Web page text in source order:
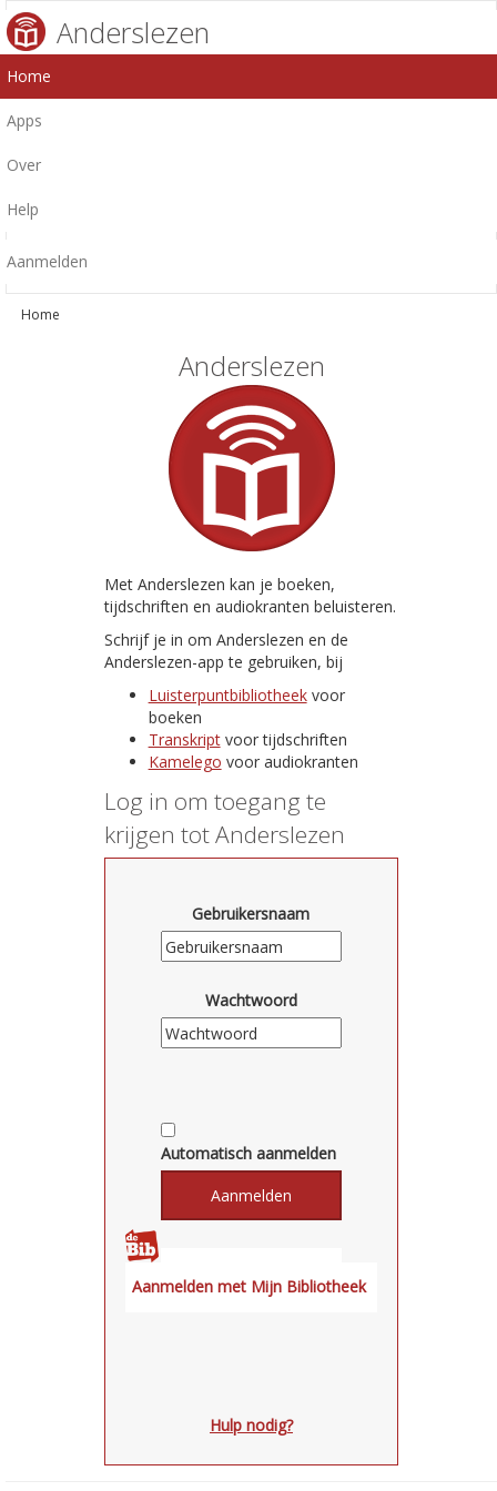
Anderslezen
Home
Apps
Over
Help
Aanmelden
Home
Anderslezen
Met Anderslezen kan je boeken,
tijdschriften en audiokranten beluisteren.
Schrijf je in om Anderslezen en de
Anderslezen-app te gebruiken, bij
Luisterpuntbibliotheekvoor
boeken
Transkriptvoor tijdschriften
Kamelego voor audiokranten
Log in om toegang te
krijgen tot Anderslezen
Gebruikersnaam
Wachtwoord
Automatisch aanmelden
Hulp nodig?